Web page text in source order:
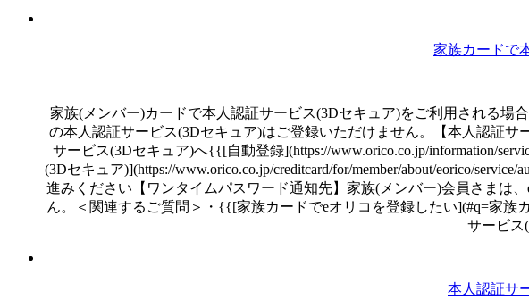
家族カードで
家族(メンバー)カードで本人認証サービス(3Dセキュア)をご利用される場
の本人認証サービス(3Dセキュア)はご登録いただけません。【本人認証
サービス(3Dセキュア)へ{{[自動登録](https://www.orico.co.jp/information/
(3Dセキュア)](https://www.orico.co.jp/creditcard/for/member/about/eorico/
進みください【ワンタイムパスワード通知先】家族(メンバー)会員さまは
ん。＜関連するご質問＞・{{[家族カードでeオリコを登録したい](#q=家
サービス
本人認証サ